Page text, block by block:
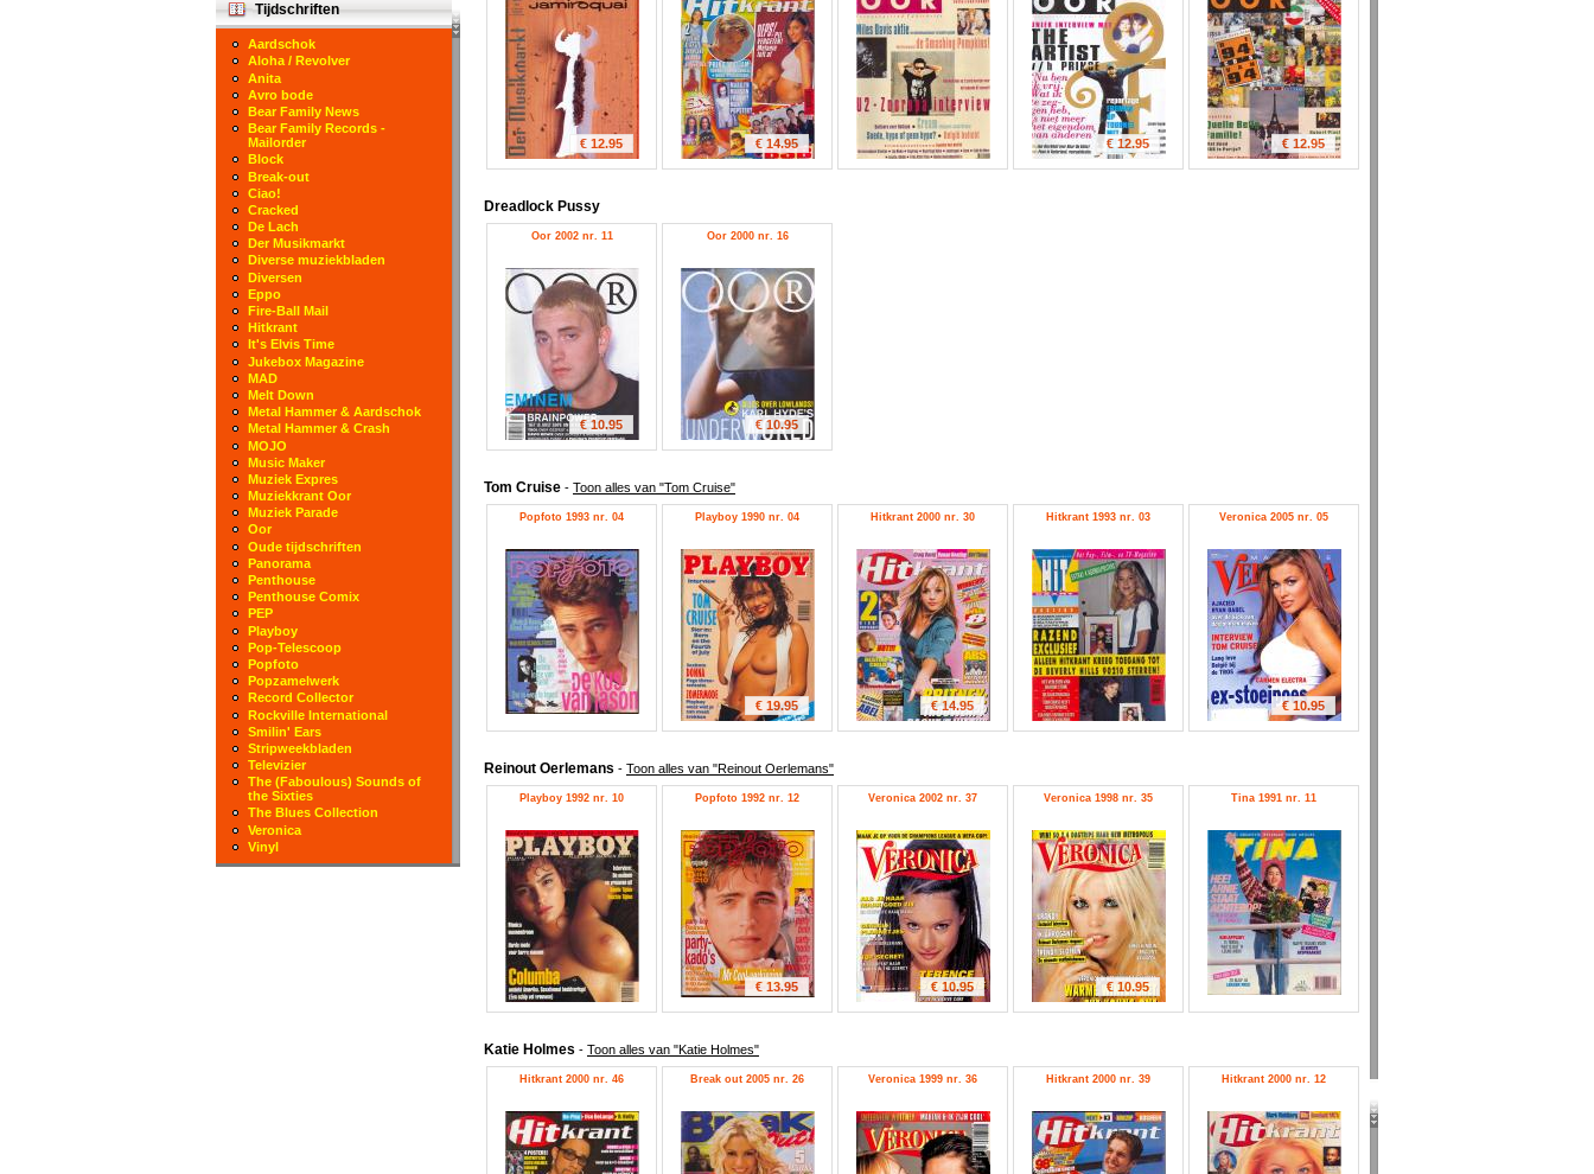
€ 12.95 € 14.95 € 12.95 € 12.95
Dreadlock Pussy
Oor 2002 nr. 11
€ 10.95
Oor 2000 nr. 16
€ 10.95
Tom Cruise - Toon alles van "Tom Cruise"
Popfoto 1993 nr. 04 Playboy 1990 nr. 04
€ 19.95
Hitkrant 2000 nr. 30
€ 14.95
Hitkrant 1993 nr. 03 Veronica 2005 nr. 05
€ 10.95
Reinout Oerlemans - Toon alles van "Reinout Oerlemans"
Playboy 1992 nr. 10 Popfoto 1992 nr. 12
€ 13.95
Veronica 2002 nr. 37
€ 10.95
Veronica 1998 nr. 35
€ 10.95
Tina 1991 nr. 11
Katie Holmes - Toon alles van "Katie Holmes"
Hitkrant 2000 nr. 46 Break out 2005 nr. 26 Veronica 1999 nr. 36 Hitkrant 2000 nr. 39 Hitkrant 2000 nr. 12
Tijdschriften
Aardschok
Aloha / Revolver
Anita
Avro bode
Bear Family News
Bear Family Records -
Mailorder
Block
Break-out
Ciao!
Cracked
De Lach
Der Musikmarkt
Diverse muziekbladen
Diversen
Eppo
Fire-Ball Mail
Hitkrant
It's Elvis Time
Jukebox Magazine
MAD
Melt Down
Metal Hammer & Aardschok
Metal Hammer & Crash
MOJO
Music Maker
Muziek Expres
Muziekkrant Oor
Muziek Parade
Oor
Oude tijdschriften
Panorama
Penthouse
Penthouse Comix
PEP
Playboy
Pop-Telescoop
Popfoto
Popzamelwerk
Record Collector
Rockville International
Smilin' Ears
Stripweekbladen
Televizier
The (Faboulous) Sounds of
the Sixties
The Blues Collection
Veronica
Vinyl